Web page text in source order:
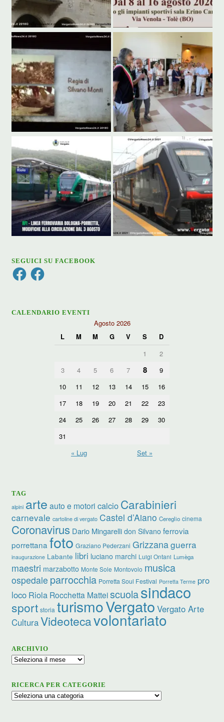
SEGUICI SU FACEBOOK
FacebookFacebook
CALENDARIO EVENTI
Agosto 2026
L
M M G V S
D
1
2
3
4 5 6 7 8
9
10
11 12 13 14 15
16
17
18 19 20 21 22
23
24
25 26 27 28 29
30
31
« Lug
Set »
TAG
alpini arte auto e motori calcio Carabinieri
carnevale cartoline di vergato Castel d’Aiano Cereglio cinema
Coronavirus Dario Mingarelli don Silvano ferrovia
porrettana foto Graziano Pederzani Grizzanaguerra
inaugurazione Labante libri luciano marchi Luigi Ontani Lumèga
maestri marzabotto Monte Sole Montovolo musica
ospedale parrocchia Porretta Soul Festival Porretta Terme pro
loco Riola Rocchetta Matteiscuolasindaco
sport storia turismoVergato Vergato Arte
CulturaVideotecavolontariato
ARCHIVIO
Archivio
RICERCA PER CATEGORIE
Ricerca